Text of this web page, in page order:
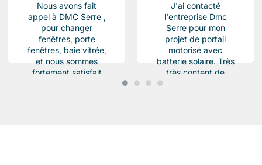
Nous avons fait
appel à DMC Serre ,
pour changer
fenêtres, porte
fenêtres, baie vitrée,
et nous sommes
fortement satisfait
J'ai contacté
l'entreprise Dmc
Serre pour mon
projet de portail
motorisé avec
batterie solaire. Très
très content de
l'équipe Beau travail